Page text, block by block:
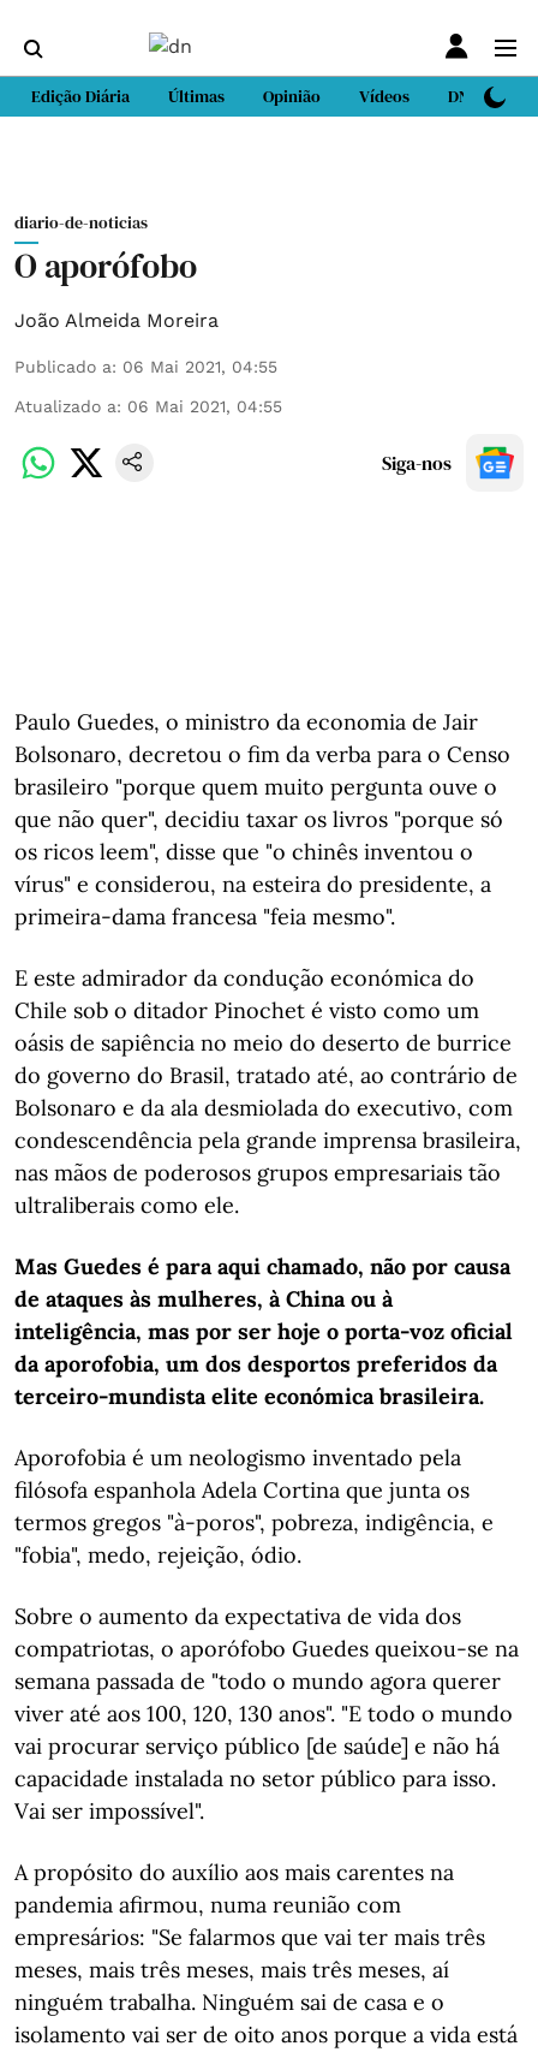
Edição Diária Últimas Opinião Vídeos DN Sport
diario-de-noticias
O aporófobo
João Almeida Moreira
Publicado a: 06 Mai 2021, 04:55
Atualizado a: 06 Mai 2021, 04:55
Siga-nos
Paulo Guedes, o ministro da economia de Jair
Bolsonaro, decretou o fim da verba para o Censo
brasileiro "porque quem muito pergunta ouve o
que não quer", decidiu taxar os livros "porque só
os ricos leem", disse que "o chinês inventou o
vírus" e considerou, na esteira do presidente, a
primeira-dama francesa "feia mesmo".
E este admirador da condução económica do
Chile sob o ditador Pinochet é visto como um
oásis de sapiência no meio do deserto de burrice
do governo do Brasil, tratado até, ao contrário de
Bolsonaro e da ala desmiolada do executivo, com
condescendência pela grande imprensa brasileira,
nas mãos de poderosos grupos empresariais tão
ultraliberais como ele.
Mas Guedes é para aqui chamado, não por causa
de ataques às mulheres, à China ou à
inteligência, mas por ser hoje o porta-voz oficial
da aporofobia, um dos desportos preferidos da
terceiro-mundista elite económica brasileira.
Aporofobia é um neologismo inventado pela
filósofa espanhola Adela Cortina que junta os
termos gregos "à-poros", pobreza, indigência, e
"fobia", medo, rejeição, ódio.
Sobre o aumento da expectativa de vida dos
compatriotas, o aporófobo Guedes queixou-se na
semana passada de "todo o mundo agora querer
viver até aos 100, 120, 130 anos". "E todo o mundo
vai procurar serviço público [de saúde] e não há
capacidade instalada no setor público para isso.
Vai ser impossível".
A propósito do auxílio aos mais carentes na
pandemia afirmou, numa reunião com
empresários: "Se falarmos que vai ter mais três
meses, mais três meses, mais três meses, aí
ninguém trabalha. Ninguém sai de casa e o
isolamento vai ser de oito anos porque a vida está